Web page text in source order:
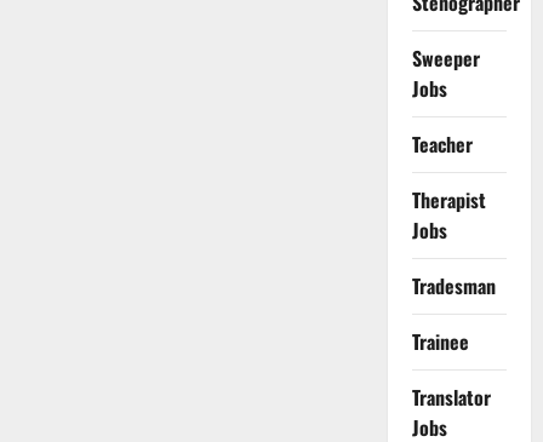
Sweeper
Jobs
Teacher
Therapist
Jobs
Tradesman
Trainee
Translator
Jobs